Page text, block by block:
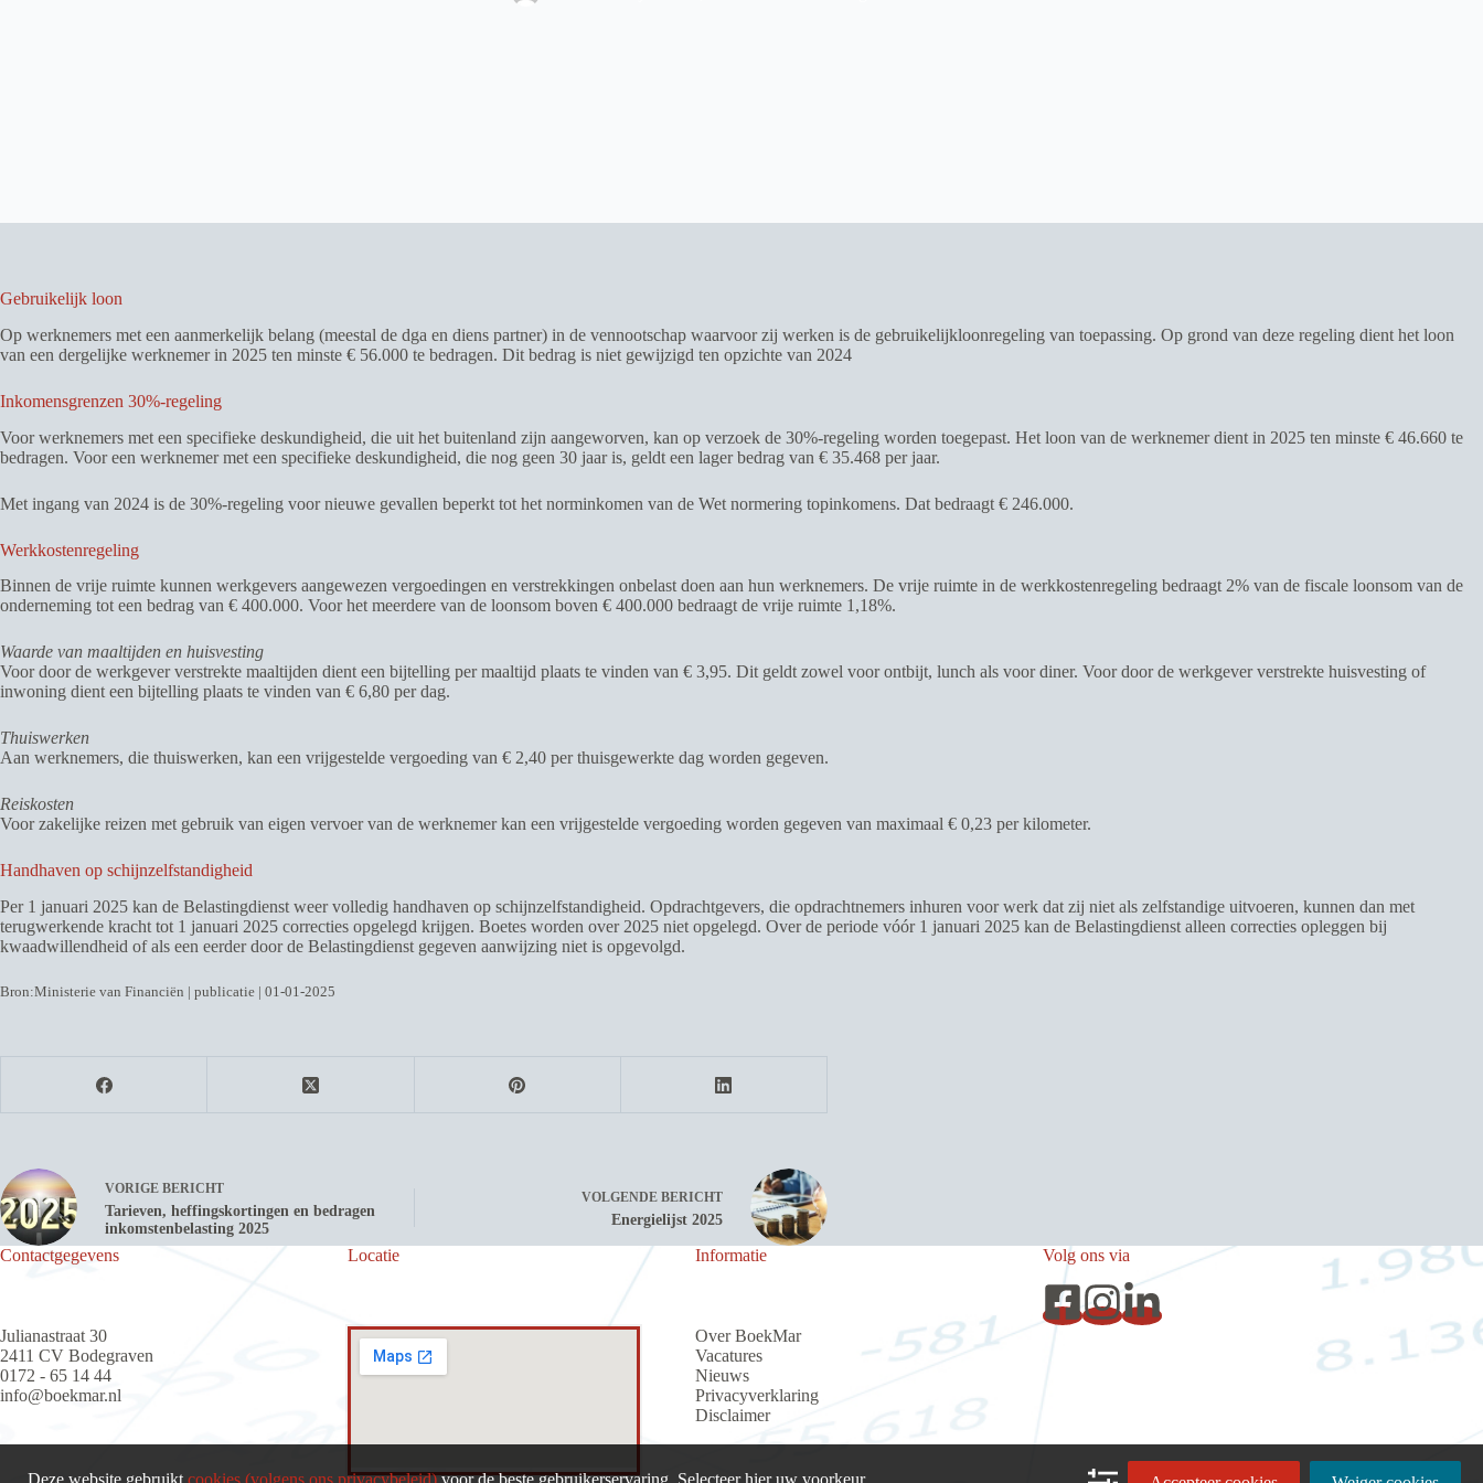
Gebruikelijk loon
Op werknemers met een aanmerkelijk belang (meestal de dga en diens partner) in de vennootschap waarvoor zij werken is de gebruikelijkloonregeling van toepassing. Op grond van deze regeling dient het loon
van een dergelijke werknemer in 2025 ten minste € 56.000 te bedragen. Dit bedrag is niet gewijzigd ten opzichte van 2024
Inkomensgrenzen 30%-regeling
Voor werknemers met een specifieke deskundigheid, die uit het buitenland zijn aangeworven, kan op verzoek de 30%-regeling worden toegepast. Het loon van de werknemer dient in 2025 ten minste € 46.660 te
bedragen. Voor een werknemer met een specifieke deskundigheid, die nog geen 30 jaar is, geldt een lager bedrag van € 35.468 per jaar.
Met ingang van 2024 is de 30%-regeling voor nieuwe gevallen beperkt tot het norminkomen van de Wet normering topinkomens. Dat bedraagt € 246.000.
Werkkostenregeling
Binnen de vrije ruimte kunnen werkgevers aangewezen vergoedingen en verstrekkingen onbelast doen aan hun werknemers. De vrije ruimte in de werkkostenregeling bedraagt 2% van de fiscale loonsom van de
onderneming tot een bedrag van € 400.000. Voor het meerdere van de loonsom boven € 400.000 bedraagt de vrije ruimte 1,18%.
Waarde van maaltijden en huisvesting
Voor door de werkgever verstrekte maaltijden dient een bijtelling per maaltijd plaats te vinden van € 3,95. Dit geldt zowel voor ontbijt, lunch als voor diner. Voor door de werkgever verstrekte huisvesting of
inwoning dient een bijtelling plaats te vinden van € 6,80 per dag.
Thuiswerken
Aan werknemers, die thuiswerken, kan een vrijgestelde vergoeding van € 2,40 per thuisgewerkte dag worden gegeven.
Reiskosten
Voor zakelijke reizen met gebruik van eigen vervoer van de werknemer kan een vrijgestelde vergoeding worden gegeven van maximaal € 0,23 per kilometer.
Handhaven op schijnzelfstandigheid
Per 1 januari 2025 kan de Belastingdienst weer volledig handhaven op schijnzelfstandigheid. Opdrachtgevers, die opdrachtnemers inhuren voor werk dat zij niet als zelfstandige uitvoeren, kunnen dan met
terugwerkende kracht tot 1 januari 2025 correcties opgelegd krijgen. Boetes worden over 2025 niet opgelegd. Over de periode vóór 1 januari 2025 kan de Belastingdienst alleen correcties opleggen bij
kwaadwillendheid of als een eerder door de Belastingdienst gegeven aanwijzing niet is opgevolgd.
Bron:Ministerie van Financiën | publicatie | 01-01-2025
VORIGE BERICHT
Tarieven, heffingskortingen en bedragen
inkomstenbelasting 2025
VOLGENDE BERICHT
Energielijst 2025
Contactgegevens
Julianastraat 30
2411 CV Bodegraven
0172 - 65 14 44
info@boekmar.nl
Locatie Informatie
Over BoekMar
Vacatures
Nieuws
Privacyverklaring
Disclaimer
Volg ons via
Deze website gebruikt cookies (volgens ons privacybeleid)voor de beste gebruikerservaring. Selecteer hier uw voorkeur.